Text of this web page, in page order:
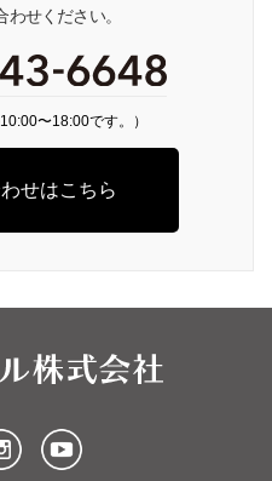
せください。
〜18:00です。）
せはこちら